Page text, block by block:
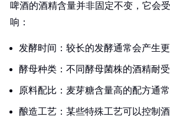
啤酒的酒精含量并非固定不变，它会
响：
发酵时间：较长的发酵通常会产生
酵母种类：不同酵母菌株的酒精耐
原料配比：麦芽糖含量高的配方通
酿造工艺：某些特殊工艺可以控制